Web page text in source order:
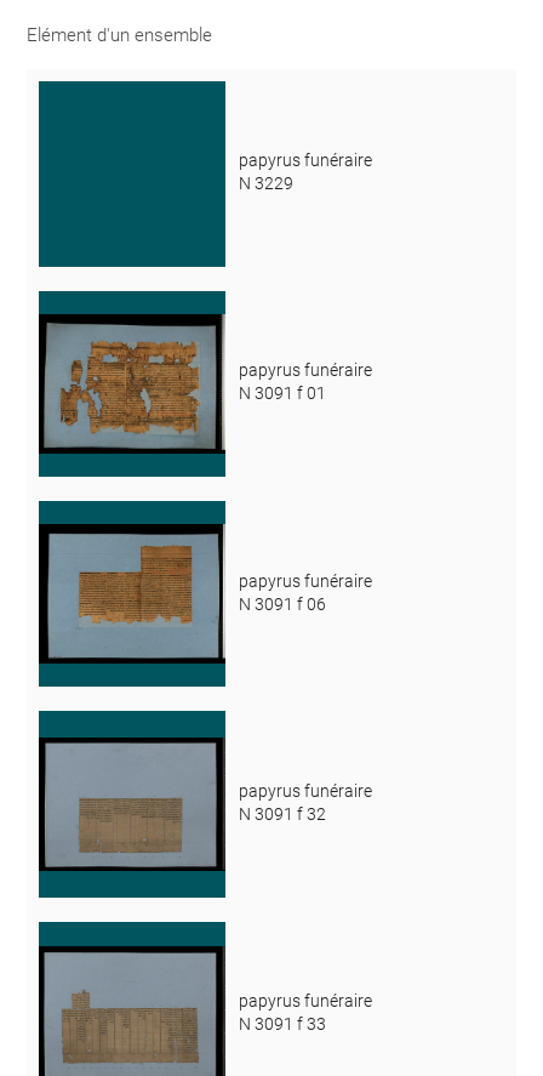
Elément d'un ensemble
papyrus funéraire
N 3229
papyrus funéraire
N 3091 f 01
papyrus funéraire
N 3091 f 06
papyrus funéraire
N 3091 f 32
papyrus funéraire
N 3091 f 33